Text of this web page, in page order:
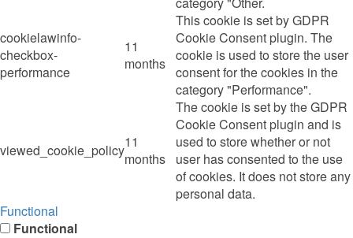
cookielawinfo-
checkbox-
performance
11
months
This cookie is set by GDPR
Cookie Consent plugin. The
cookie is used to store the user
consent for the cookies in the
category "Performance".
viewed_cookie_policy11
months
The cookie is set by the GDPR
Cookie Consent plugin and is
used to store whether or not
user has consented to the use
of cookies. It does not store any
personal data.
Functional
Functional